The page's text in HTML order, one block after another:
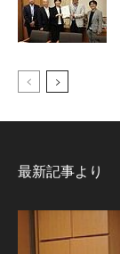
最新記事より